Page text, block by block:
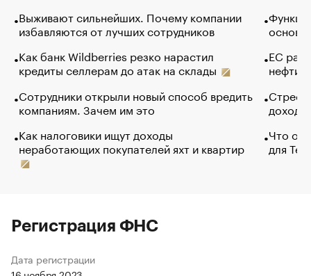
Выживают сильнейших. Почему компании
избавляются от лучших сотрудников
Как банк Wildberries резко нарастил
кредиты селлерам до атак на склады
Сотрудники открыли новый способ вредить
компаниям. Зачем им это
Как налоговики ищут доходы
неработающих покупателей яхт и квартир
основ
ЕС
нефти
Что
для
Регистрация ФНС
Дата регистрации